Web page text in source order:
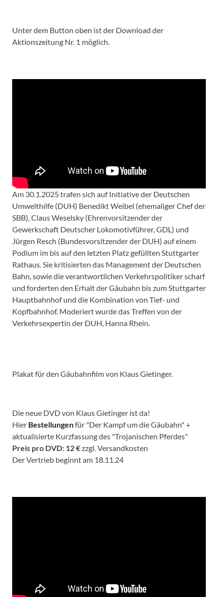
Unter dem Button oben ist der Download der
Aktionszeitung Nr. 1 möglich.
Am 30.1.2025 trafen sich auf Initiative der Deutschen
Umwelthilfe (DUH) Benedikt Weibel (ehemaliger Chef der
SBB), Claus Weselsky (Ehrenvorsitzender der
Gewerkschaft Deutscher Lokomotivführer, GDL) und
Jürgen Resch (Bundesvorsitzender der DUH) auf einem
Podium im bis auf den letzten Platz gefüllten Stuttgarter
Rathaus. Sie kritisierten das Management der Deutschen
Bahn, sowie die verantwortlichen Verkehrspolitiker scharf
und forderten den Erhalt der Gäubahn bis zum Stuttgarter
Hauptbahnhof und die Kombination von Tief- und
Kopfbahnhof. Moderiert wurde das Treffen von der
Verkehrsexpertin der DUH, Hanna Rhein.
Plakat für den Gäubahnfilm von Klaus Gietinger.
Die neue DVD von Klaus Gietinger ist da!
Hier Bestellungenfür "Der Kampf um die Gäubahn" +
aktualisierte Kurzfassung des "Trojanischen Pferdes"
Preis pro DVD: 12 €zzgl. Versandkosten
Der Vertrieb beginnt am 18.11.24